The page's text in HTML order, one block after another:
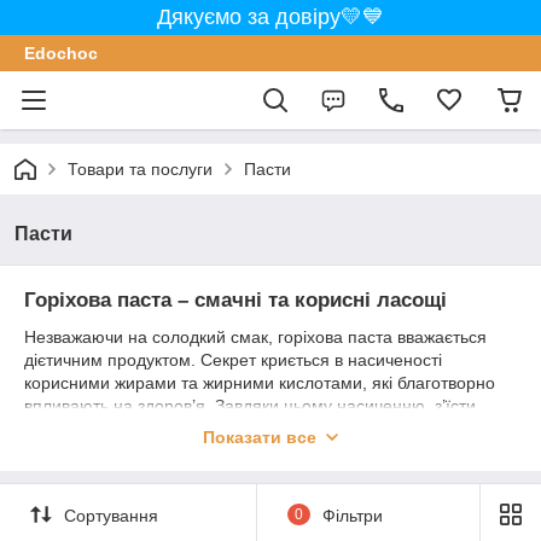
Дякуємо за довіру💛💙
Edochoс
Товари та послуги Пасти
Пасти
Горіхова паста – смачні та корисні ласощі
Незважаючи на солодкий смак, горіхова паста вважається
дієтичним продуктом. Секрет криється в насиченості
корисними жирами та жирними кислотами, які благотворно
впливають на здоров’я. Завдяки цьому насиченню, з’їсти
більше 3–4 ложок такої пасти за раз практично неможливо.
корисного перекусу, обов’язково зверніть увагу на її склад. В
ідеалі у продукті не повинно бути цукру або цукрової пудри.
Чим більше натуральних інгредієнтів і мінімум натуральних
Показати все
Сортування 0 Фільтри